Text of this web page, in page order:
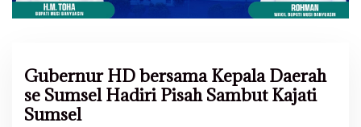
Gubernur HD bersama Kepala Daerah
se Sumsel Hadiri Pisah Sambut Kajati
Sumsel